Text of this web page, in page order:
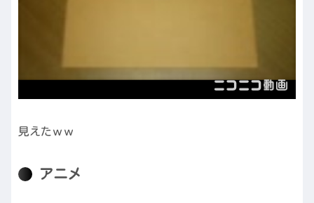
見えたｗｗ
アニメ